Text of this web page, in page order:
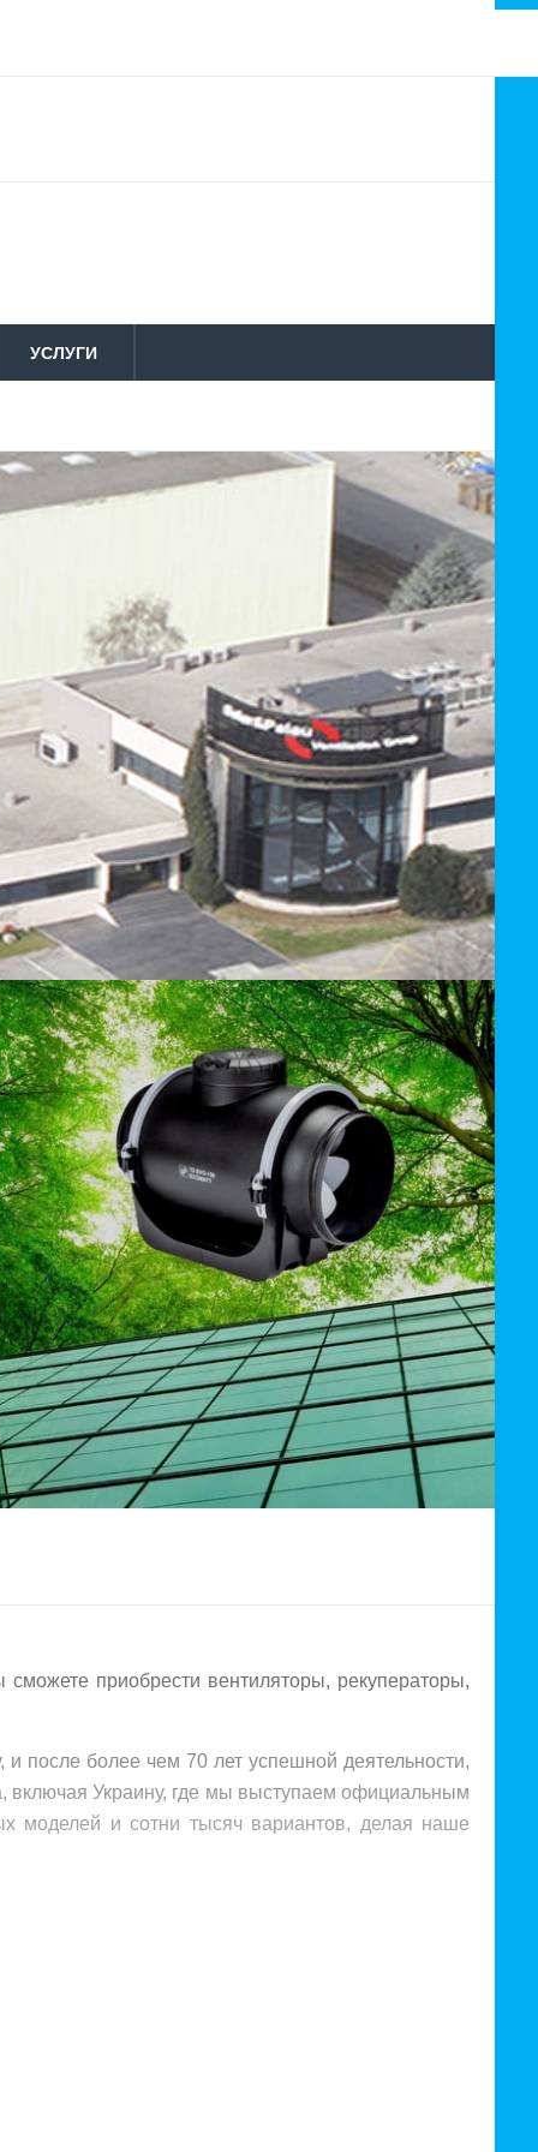
УСЛУГИ
сможете приобрести вентиляторы, рекуператоры,
после более чем 70 лет успешной деятельности,
включая Украину, где мы выступаем официальным
моделей и сотни тысяч вариантов, делая наше
5 миллионов вентиляционных установок
где-то в мире каждые 7 секунд.